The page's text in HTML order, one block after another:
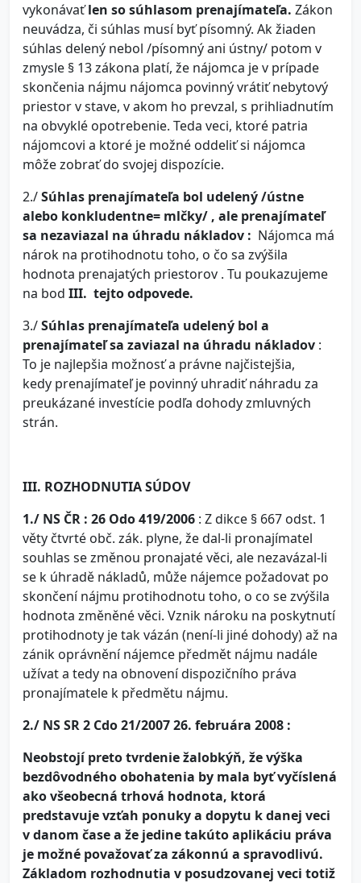
vykonávaťlen so súhlasom prenajímateľa. Zákon
neuvádza, či súhlas musí byť písomný. Ak žiaden
súhlas delený nebol /písomný ani ústny/ potom v
zmysle § 13 zákona platí, že nájomca je v prípade
skončenia nájmu nájomca povinný vrátiť nebytový
priestor v stave, v akom ho prevzal, s prihliadnutím
na obvyklé opotrebenie. Teda veci, ktoré patria
nájomcovi a ktoré je možné oddeliť si nájomca
môže zobrať do svojej dispozície.
2./Súhlas prenajímateľa bol udelený /ústne
alebo konkludentne= mlčky/ , ale prenajímateľ
sa nezaviazal na úhradu nákladov : Nájomca má
nárok na protihodnotu toho, o čo sa zvýšila
hodnota prenajatých priestorov . Tu poukazujeme
na bod III. tejto odpovede.
3./Súhlas prenajímateľa udelený bol a
prenajímateľ sa zaviazal na úhradu nákladov :
To je najlepšia možnosť a právne najčistejšia,
kedy prenajímateľ je povinný uhradiť náhradu za
preukázané investície podľa dohody zmluvných
strán.
III. ROZHODNUTIA SÚDOV
1./ NS ČR : 26 Odo 419/2006 : Z dikce § 667 odst. 1
věty čtvrté obč. zák. plyne, že dal-li pronajímatel
souhlas se změnou pronajaté věci, ale nezavázal-li
se k úhradě nákladů, může nájemce požadovat po
skončení nájmu protihodnotu toho, o co se zvýšila
hodnota změněné věci. Vznik nároku na poskytnutí
protihodnoty je tak vázán (není-li jiné dohody) až na
zánik oprávnění nájemce předmět nájmu nadále
užívat a tedy na obnovení dispozičního práva
pronajímatele k předmětu nájmu.
2./ NS SR 2 Cdo 21/2007 26. februára 2008 :
Neobstojí preto tvrdenie žalobkýň, že výška
bezdôvodného obohatenia by mala byť vyčíslená
ako všeobecná trhová hodnota, ktorá
predstavuje vzťah ponuky a dopytu k danej veci
v danom čase a že jedine takúto aplikáciu práva
je možné považovať za zákonnú a spravodlivú.
Základom rozhodnutia v posudzovanej veci totiž